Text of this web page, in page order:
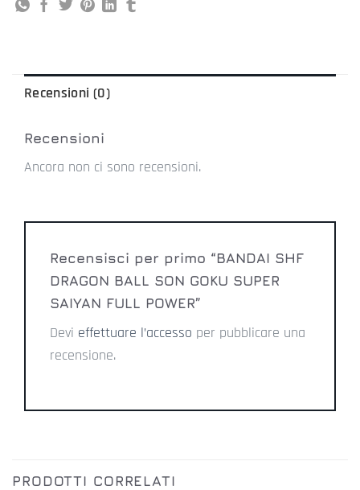
Recensioni (0)
Recensioni
Ancora non ci sono recensioni.
Recensisci per primo “BANDAI SHF
DRAGON BALL SON GOKU SUPER
SAIYAN FULL POWER”
Devi effettuare l’accesso per pubblicare una
recensione.
PRODOTTI CORRELATI